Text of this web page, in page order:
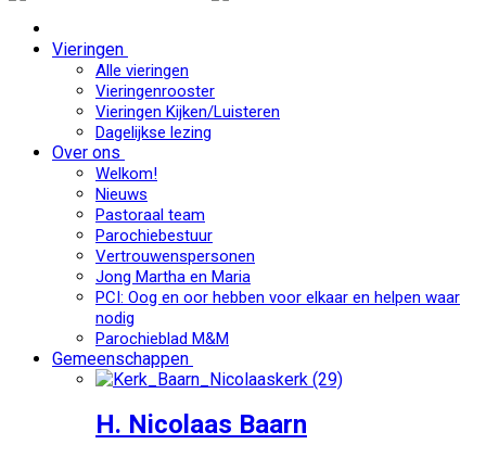
Vieringen
Alle vieringen
Vieringenrooster
Vieringen Kijken/Luisteren
Dagelijkse lezing
Over ons
Welkom!
Nieuws
Pastoraal team
Parochiebestuur
Vertrouwenspersonen
Jong Martha en Maria
PCI: Oog en oor hebben voor elkaar en helpen waar
nodig
Parochieblad M&M
Gemeenschappen
H. Nicolaas Baarn